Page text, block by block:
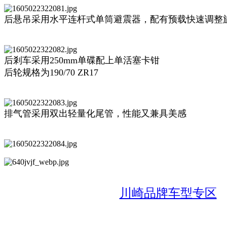
后悬吊采用水平连杆式单筒避震器，配有预载快速调整
后剎车采用250mm单碟配上单活塞卡钳
后轮规格为190/70 ZR17
排气管采用双出轻量化尾管，性能又兼具美感
川崎品牌车型专区